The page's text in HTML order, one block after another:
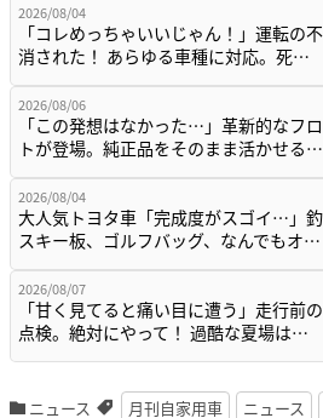
2026/08/04
「コレめっちゃいいじゃん！」運転の
消された！ あらゆる車種に対応。死…
2026/08/06
「この発想はなかった…」革新的なフ
トが登場。純正品をそのまま活かせる…
2026/08/04
大人気トヨタ車「完成度がスゴイ…」釣
スキー板、ゴルフバッグ、なんでもオ…
2026/08/07
「甘く見てると痛い目に遭う」走行前
点検。絶対にやって！ 過酷な夏場は…
ニュース 月刊自家用車 ニュース